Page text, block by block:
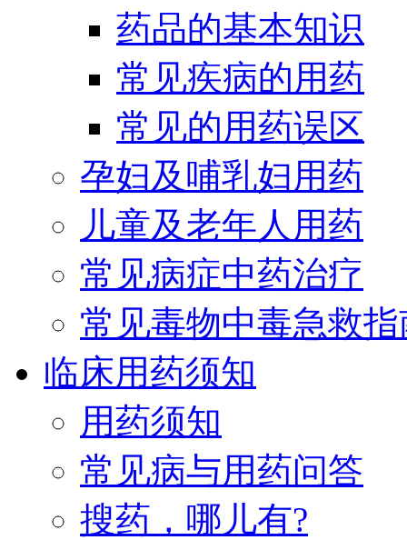
药品的基本知识
常见疾病的用药
常见的用药误区
孕妇及哺乳妇用药
儿童及老年人用药
常见病症中药治疗
常见毒物中毒急救指
临床用药须知
用药须知
常见病与用药问答
搜药，哪儿有?